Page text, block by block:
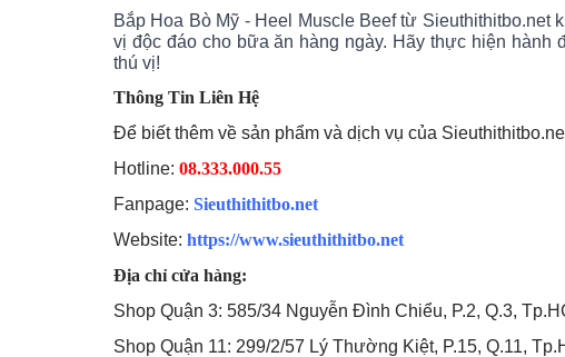
Bắp Hoa Bò Mỹ - Heel Muscle Beef từ
vị độc đáo cho bữa ăn hàng ngày. Hãy thực hiện
thú vị!
Thông Tin Liên Hệ
Để biết thêm về sản phẩm và dịch vụ của
Hotline: 08.333.000.55
Fanpage: Sieuthithitbo.net
Website: https://www.sieuthithitbo.net
Địa chỉ cửa hàng:
Shop Quận 3: 585/34 Nguyễn Đình Chiểu, P.2, Q.3,
Shop Quận 11: 299/2/57 Lý Thường Kiệt, P.15, Q.11,